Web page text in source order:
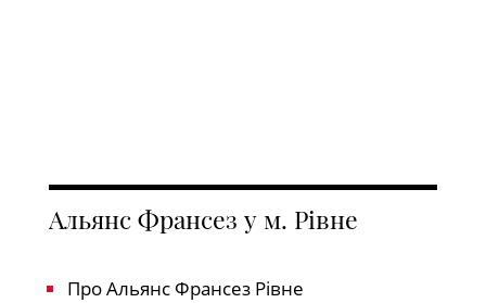
Альянс Франсез у м. Рівне
Про Альянс Франсез Рівне